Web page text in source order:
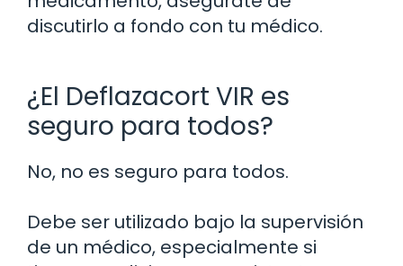
discutirlo a fondo con tu médico.
¿El Deflazacort VIR es
seguro para todos?
No, no es seguro para todos.
Debe ser utilizado bajo la supervisión
de un médico, especialmente si